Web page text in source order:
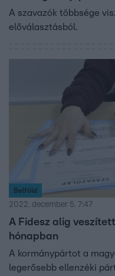
A szavazók többsége
előválasztásból.
Belföld
2022. december 5. 7:47
A Fidesz alig
hónapban
A kormánypártot a
legerősebb ellenzéki